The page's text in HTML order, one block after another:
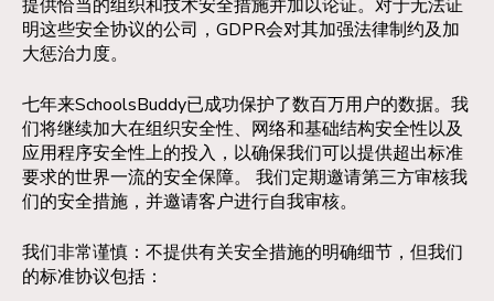
提供恰当的组织和技术安全措施并加以论证。对于无法证
明这些安全协议的公司，GDPR会对其加强法律制约及加
大惩治力度。
七年来SchoolsBuddy已成功保护了数百万用户的数据。我
们将继续加大在组织安全性、网络和基础结构安全性以及
应用程序安全性上的投入，以确保我们可以提供超出标准
要求的世界一流的安全保障。 我们定期邀请第三方审核我
们的安全措施，并邀请客户进行自我审核。
我们非常谨慎：不提供有关安全措施的明确细节，但我们
的标准协议包括：